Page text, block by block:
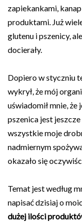
zapiekankami,
produktami. Już
glutenu i pszenicy,
docierały.
Dopiero w styczniu
wykrył, że mój
uświadomił mnie, że
pszenica jest
wszystkie moje
nadmiernym
okazało się
Temat jest według
napisać dzisiaj o
dużej ilości